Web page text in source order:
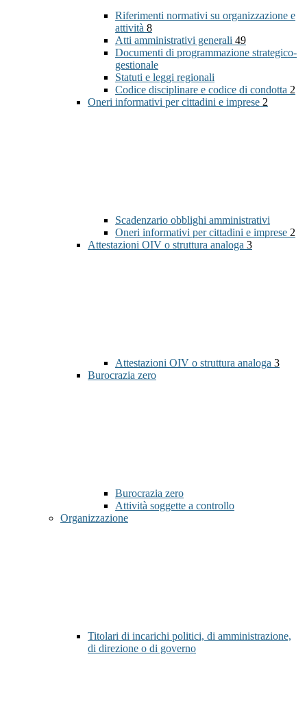
Riferimenti normativi su organizzazione e
attività 8
Atti amministrativi generali 49
Documenti di programmazione strategico-
gestionale
Statuti e leggi regionali
Codice disciplinare e codice di condotta 2
Oneri informativi per cittadini e imprese 2
Scadenzario obblighi amministrativi
Oneri informativi per cittadini e imprese 2
Attestazioni OIV o struttura analoga 3
Attestazioni OIV o struttura analoga 3
Burocrazia zero
Burocrazia zero
Attività soggette a controllo
Organizzazione
Titolari di incarichi politici, di amministrazione,
di direzione o di governo